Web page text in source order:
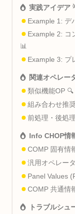
実践アイデア
Example 1: デ
Example 2: コ
📊
Example 3: プ
関連オペレー
類似機能OP 🔍
組み合わせ推
前処理・後処
Info CHOP情
COMP 固有情
汎用オペレー
Panel Values
COMP 共通情
トラブルシ